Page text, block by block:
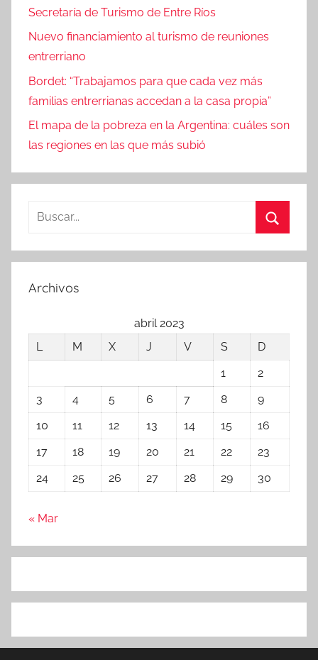
Secretaría de Turismo de Entre Ríos
Nuevo financiamiento al turismo de reuniones
entrerriano
Bordet: “Trabajamos para que cada vez más
familias entrerrianas accedan a la casa propia”
El mapa de la pobreza en la Argentina: cuáles son
las regiones en las que más subió
Buscar:
Archivos
abril 2023
L
M X J V S
D
1
2
3
4 5 6 7 8
9
10
11 12 13 14 15
16
17
18 19 20 21 22
23
24
25 26 27 28 29 30
« Mar